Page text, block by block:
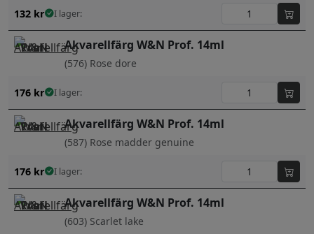
132 kr I lager:
Akvarellfärg W&N Prof. 14ml
(576) Rose dore
176 kr I lager:
Akvarellfärg W&N Prof. 14ml
(587) Rose madder genuine
176 kr I lager:
Akvarellfärg W&N Prof. 14ml
(603) Scarlet lake